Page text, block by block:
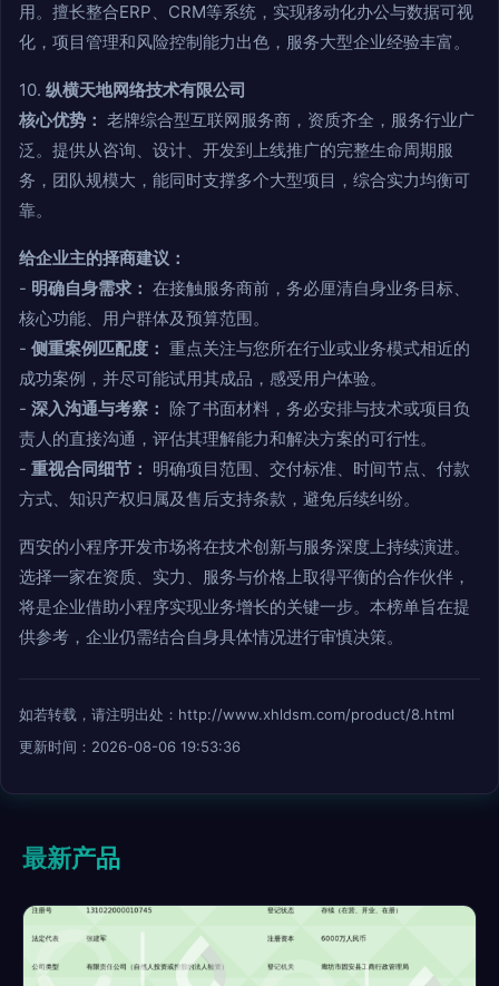
用。擅长整合ERP、CRM等系统，实现移动化办公与数据可视
化，项目管理和风险控制能力出色，服务大型企业经验丰富。
10. 纵横天地网络技术有限公司
核心优势： 老牌综合型互联网服务商，资质齐全，服务行业广
泛。提供从咨询、设计、开发到上线推广的完整生命周期服
务，团队规模大，能同时支撑多个大型项目，综合实力均衡可
靠。
给企业主的择商建议：
- 明确自身需求： 在接触服务商前，务必厘清自身业务目标、
核心功能、用户群体及预算范围。
- 侧重案例匹配度： 重点关注与您所在行业或业务模式相近的
成功案例，并尽可能试用其成品，感受用户体验。
- 深入沟通与考察： 除了书面材料，务必安排与技术或项目负
责人的直接沟通，评估其理解能力和解决方案的可行性。
- 重视合同细节： 明确项目范围、交付标准、时间节点、付款
方式、知识产权归属及售后支持条款，避免后续纠纷。
西安的小程序开发市场将在技术创新与服务深度上持续演进。
选择一家在资质、实力、服务与价格上取得平衡的合作伙伴，
将是企业借助小程序实现业务增长的关键一步。本榜单旨在提
供参考，企业仍需结合自身具体情况进行审慎决策。
如若转载，请注明出处：http://www.xhldsm.com/product/8.html
更新时间：2026-08-06 19:53:36
最新产品